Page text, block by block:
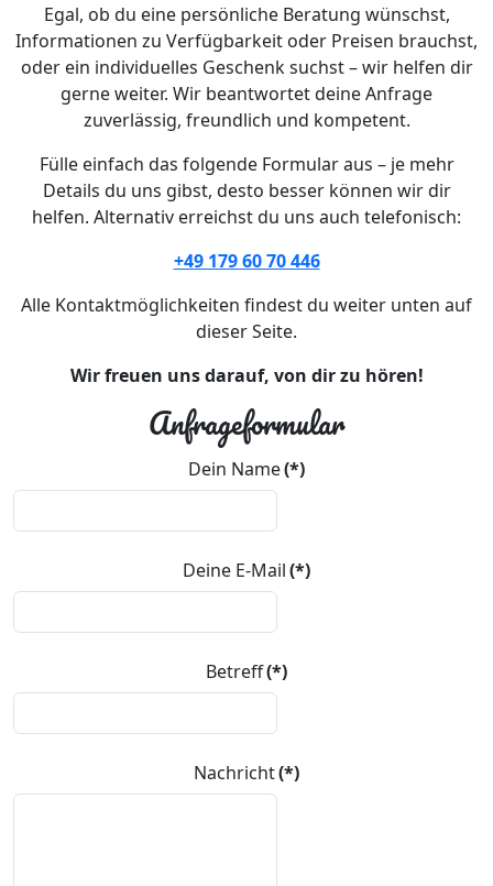
Egal, ob du eine persönliche Beratung wünschst,
Informationen zu Verfügbarkeit oder Preisen brauchst,
oder ein individuelles Geschenk suchst – wir helfen dir
gerne weiter. Wir beantwortet deine Anfrage
zuverlässig, freundlich und kompetent.
Fülle einfach das folgende Formular aus – je mehr
Details du uns gibst, desto besser können wir dir
helfen. Alternativ erreichst du uns auch telefonisch:
+49 179 60 70 446
Alle Kontaktmöglichkeiten findest du weiter unten auf
dieser Seite.
Wir freuen uns darauf, von dir zu hören!
Anfrageformular
Dein Name(*)
Deine E-Mail(*)
Betreff(*)
Nachricht(*)